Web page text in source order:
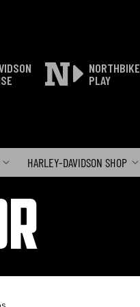
NORTHBIKE
PLAY
HARLEY-DAVIDSON SHOP